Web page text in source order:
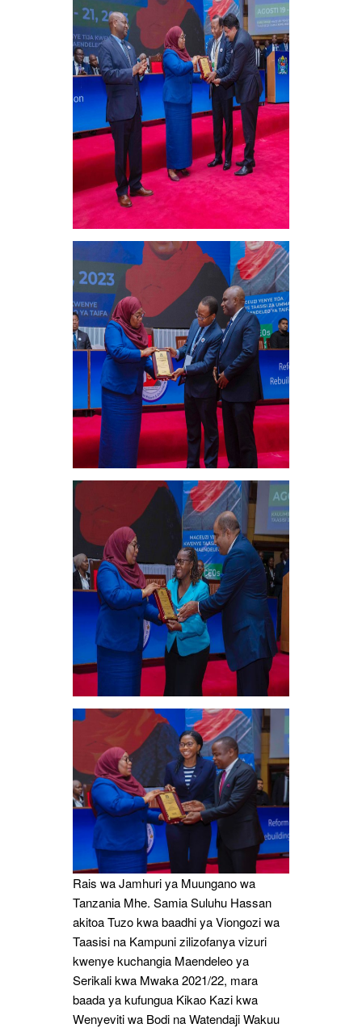
Rais wa Jamhuri ya Muungano wa
Tanzania Mhe. Samia Suluhu Hassan
akitoa Tuzo kwa baadhi ya Viongozi wa
Taasisi na Kampuni zilizofanya vizuri
kwenye kuchangia Maendeleo ya
Serikali kwa Mwaka 2021/22, mara
baada ya kufungua Kikao Kazi kwa
Wenyeviti wa Bodi na Watendaji Wakuu